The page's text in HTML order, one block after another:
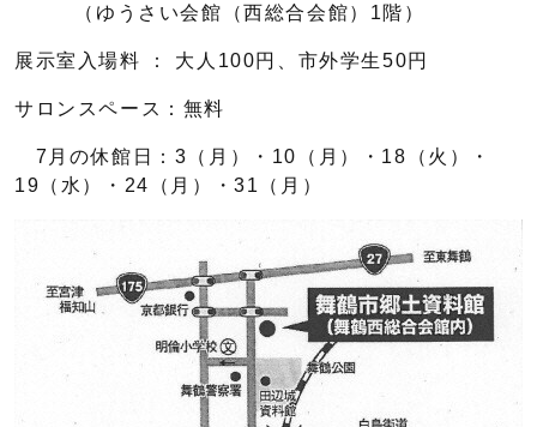
（ゆうさい会館（西総合会館）1階）
展示室入場料 ： 大人100円、市外学生50円
サロンスペース：無料
7月の休館日：3（月）・10（月）・18（火）・
19（水）・24（月）・31（月）